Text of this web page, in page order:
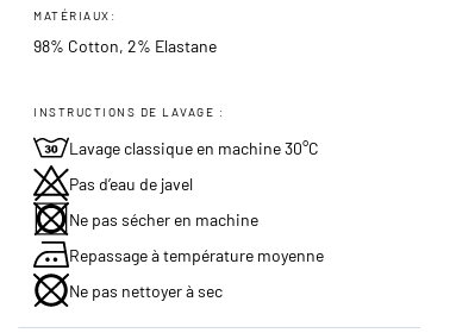
MATÉRIAUX:
98% Cotton, 2% Elastane
INSTRUCTIONS DE LAVAGE :
Lavage classique en machine 30°C
Pas d’eau de javel
Ne pas sécher en machine
Repassage à température moyenne
Ne pas nettoyer à sec